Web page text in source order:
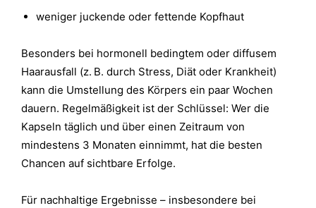
weniger juckende oder fettende Kopfhaut
Besonders bei hormonell bedingtem oder diffusem
Haarausfall (z. B. durch Stress, Diät oder Krankheit)
kann die Umstellung des Körpers ein paar Wochen
dauern. Regelmäßigkeit ist der Schlüssel: Wer die
Kapseln täglich und über einen Zeitraum von
mindestens 3 Monaten einnimmt, hat die besten
Chancen auf sichtbare Erfolge.
Für nachhaltige Ergebnisse – insbesondere bei